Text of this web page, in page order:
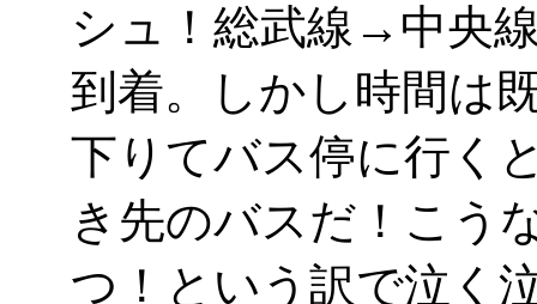
シュ！総武線→中央
到着。しかし時間は
下りてバス停に行く
き先のバスだ！こう
つ！という訳で泣く